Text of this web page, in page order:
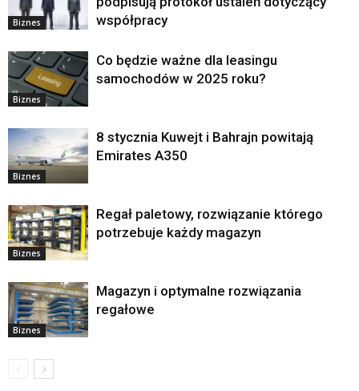
Biznes
współpracy
Biznes
Co będzie ważne dla leasingu
samochodów w 2025 roku?
Biznes
8 stycznia Kuwejt i Bahrajn powitają
Emirates A350
Biznes
Regał paletowy, rozwiązanie którego
potrzebuje każdy magazyn
Biznes
Magazyn i optymalne rozwiązania
regałowe